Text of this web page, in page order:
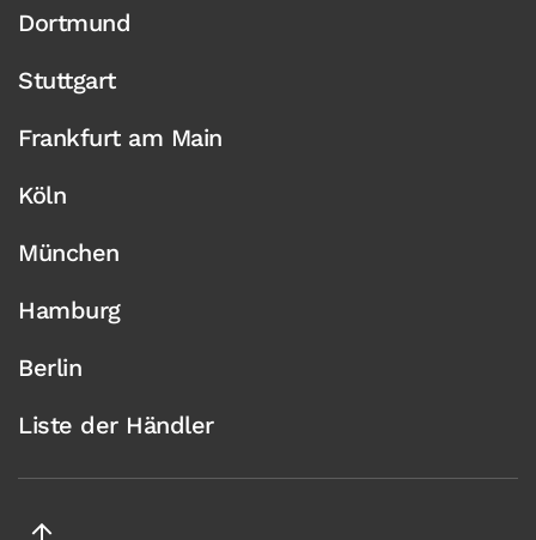
Dortmund
Stuttgart
Frankfurt am Main
Köln
München
Hamburg
Berlin
Liste der Händler